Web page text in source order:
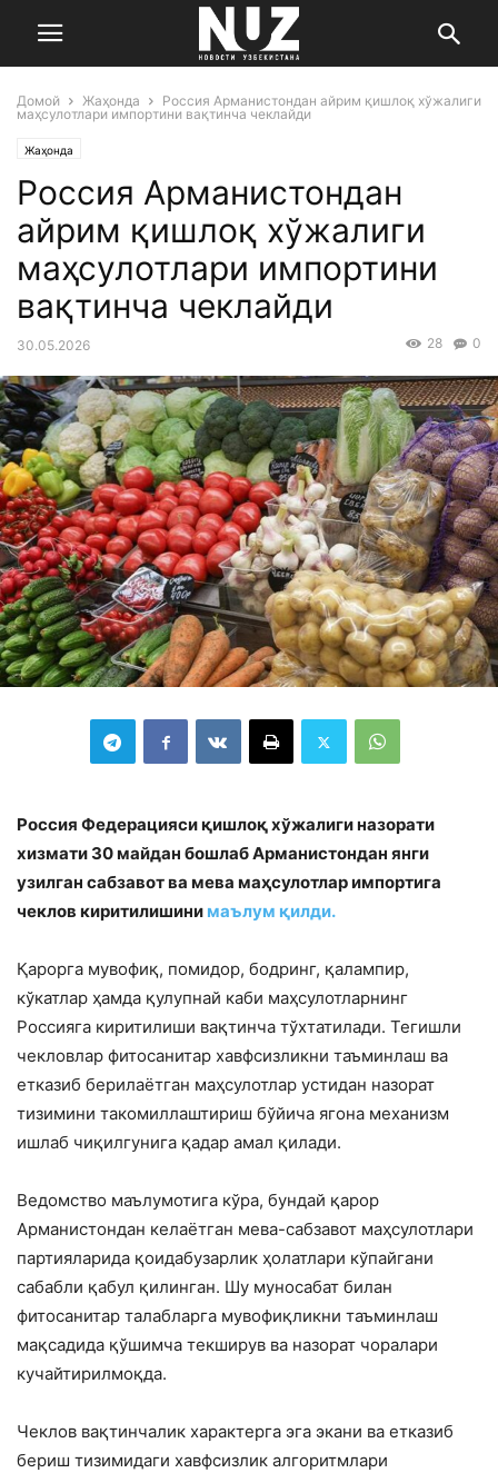
Домой Жаҳонда
Россия Арманистондан айрим қишлоқ хўжалиги
маҳсулотлари импортини вақтинча чеклайди
Жаҳонда
Россия Арманистондан
айрим қишлоқ хўжалиги
маҳсулотлари импортини
вақтинча чеклайди
30.05.2026 0
28
Россия Федерацияси қишлоқ хўжалиги назорати
хизмати 30 майдан бошлаб Арманистондан янги
узилган сабзавот ва мева маҳсулотлар импортига
чеклов киритилишини маълум қилди.
Қарорга мувофиқ, помидор, бодринг, қалампир,
кўкатлар ҳамда қулупнай каби маҳсулотларнинг
Россияга киритилиши вақтинча тўхтатилади. Тегишли
чекловлар фитосанитар хавфсизликни таъминлаш ва
етказиб берилаётган маҳсулотлар устидан назорат
тизимини такомиллаштириш бўйича ягона механизм
ишлаб чиқилгунига қадар амал қилади.
Ведомство маълумотига кўра, бундай қарор
Арманистондан келаётган мева-сабзавот маҳсулотлари
партияларида қоидабузарлик ҳолатлари кўпайгани
сабабли қабул қилинган. Шу муносабат билан
фитосанитар талабларга мувофиқликни таъминлаш
мақсадида қўшимча текширув ва назорат чоралари
кучайтирилмоқда.
Чеклов вақтинчалик характерга эга экани ва етказиб
бериш тизимидаги хавфсизлик алгоритмлари